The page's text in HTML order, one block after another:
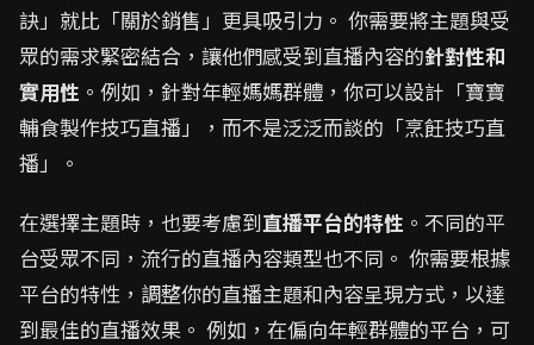
訣」就比「關於銷售」更具吸引力。 你需要將主題與受
眾的需求緊密結合，讓他們感受到直播內容的針對性和
實用性 。例如，針對年輕媽媽群體，你可以設計「寶寶
輔食製作技巧直播」，而不是泛泛而談的「烹飪技巧直
播」。
在選擇主題時，也要考慮到直播平台的特性 。不同的平
台受眾不同，流行的直播內容類型也不同。 你需要根據
平台的特性，調整你的直播主題和內容呈現方式，以達
到最佳的直播效果。 例如，在偏向年輕群體的平台，可